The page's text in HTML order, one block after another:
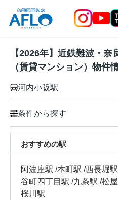
【2026年】近鉄難波・
（賃貸マンション）物件
河内小阪駅
条件から探す
おすすめの駅
阿波座駅 /本町駅 /西長堀駅
谷町四丁目駅 /九条駅 /松
桜川駅